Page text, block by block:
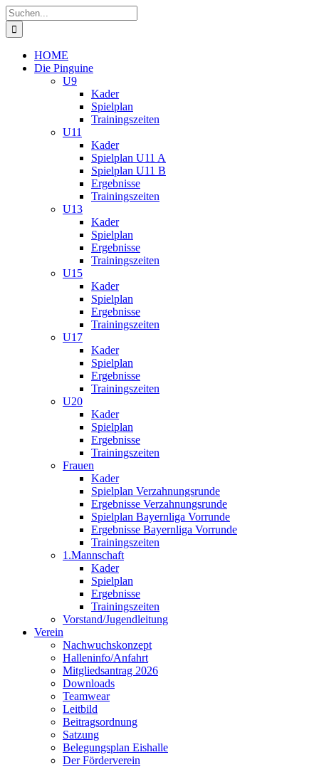
Zum
Inhalt
springen
Suche
nach:
HOME
Die Pinguine
U9
Kader
Spielplan
Trainingszeiten
U11
Kader
Spielplan U11 A
Spielplan U11 B
Ergebnisse
Trainingszeiten
U13
Kader
Spielplan
Ergebnisse
Trainingszeiten
U15
Kader
Spielplan
Ergebnisse
Trainingszeiten
U17
Kader
Spielplan
Ergebnisse
Trainingszeiten
U20
Kader
Spielplan
Ergebnisse
Trainingszeiten
Frauen
Kader
Spielplan Verzahnungsrunde
Ergebnisse Verzahnungsrunde
Spielplan Bayernliga Vorrunde
Ergebnisse Bayernliga Vorrunde
Trainingszeiten
1.Mannschaft
Kader
Spielplan
Ergebnisse
Trainingszeiten
Vorstand/Jugendleitung
Verein
Nachwuchskonzept
Halleninfo/Anfahrt
Mitgliedsantrag 2026
Downloads
Teamwear
Leitbild
Beitragsordnung
Satzung
Belegungsplan Eishalle
Der Förderverein